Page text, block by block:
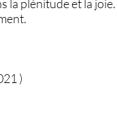
la plénitude et la joie.
)